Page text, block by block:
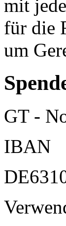
mit
für die
um
GT -
IBAN